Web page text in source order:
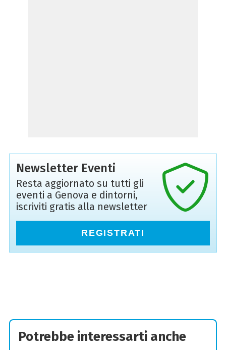
Newsletter Eventi
Resta aggiornato su tutti gli
eventi a Genova e dintorni,
iscriviti gratis alla newsletter
REGISTRATI
Potrebbe interessarti anche